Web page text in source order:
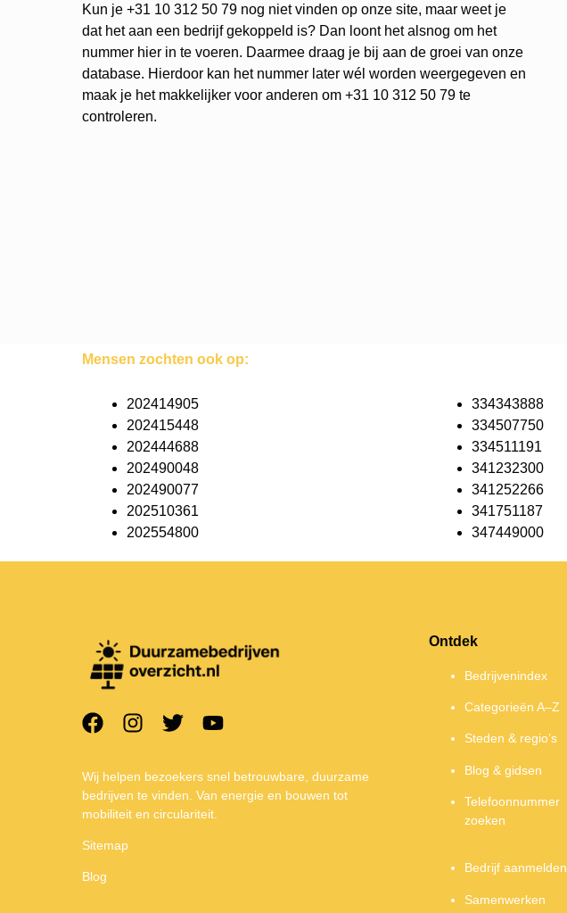
Kun je +31 10 312 50 79 nog niet vinden op onze site, maar weet je
dat het aan een bedrijf gekoppeld is? Dan loont het alsnog om het
nummer hier in te voeren. Daarmee draag je bij aan de groei van onze
database. Hierdoor kan het nummer later wél worden weergegeven en
maak je het makkelijker voor anderen om +31 10 312 50 79 te
controleren.
Mensen zochten ook op:
202414905
202415448
202444688
202490048
202490077
202510361
202554800
334343888
334507750
334511191
341232300
341252266
341751187
347449000
Wij helpen bezoekers snel betrouwbare, duurzame
bedrijven te vinden. Van energie en bouwen tot
mobiliteit en circulariteit.
Sitemap
Blog
Ontdek
Bedrijvenindex
Categorieën A–Z
Steden & regio’s
Blog & gidsen
Telefoonnummer
zoeken
Bedrijf aanmelden
Samenwerken